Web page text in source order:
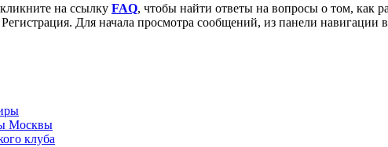
на ссылку FAQ, чтобы найти ответы на вопросы о том, как
Для начала просмотра сообщений, из панели
Москвы
клуба